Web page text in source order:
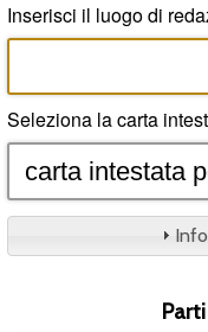
Inserisci il luogo di
Seleziona la carta